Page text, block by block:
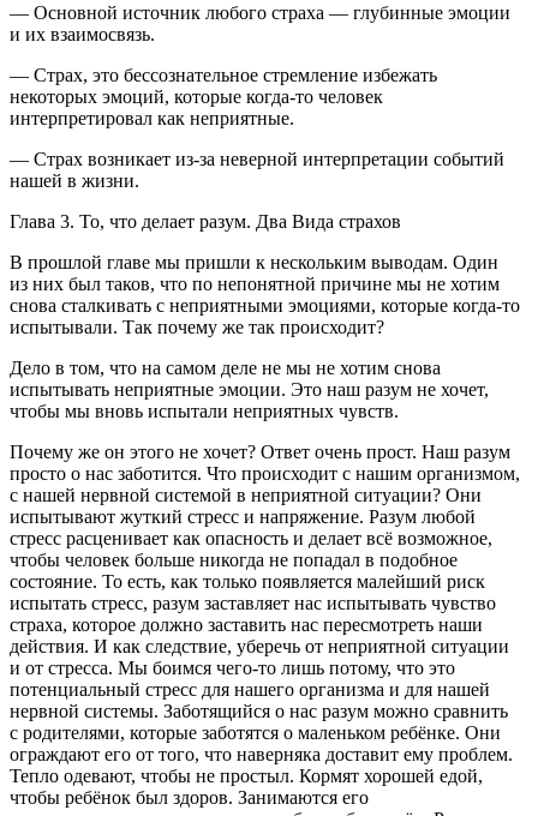
— Основной источник любого страха — глубинные эмоции
и их взаимосвязь.
— Страх, это бессознательное стремление избежать
некоторых эмоций, которые когда-то человек
интерпретировал как неприятные.
— Страх возникает из-за неверной интерпретации событий
нашей в жизни.
Глава 3. То, что делает разум. Два Вида страхов
В прошлой главе мы пришли к нескольким выводам. Один
из них был таков, что по непонятной причине мы не хотим
снова сталкивать с неприятными эмоциями, которые когда-то
испытывали. Так почему же так происходит?
Дело в том, что на самом деле не мы не хотим снова
испытывать неприятные эмоции. Это наш разум не хочет,
чтобы мы вновь испытали неприятных чувств.
Почему же он этого не хочет? Ответ очень прост. Наш разум
просто о нас заботится. Что происходит с нашим организмом,
с нашей нервной системой в неприятной ситуации? Они
испытывают жуткий стресс и напряжение. Разум любой
стресс расценивает как опасность и делает всё возможное,
чтобы человек больше никогда не попадал в подобное
состояние. То есть, как только появляется малейший риск
испытать стресс, разум заставляет нас испытывать чувство
страха, которое должно заставить нас пересмотреть наши
действия. И как следствие, уберечь от неприятной ситуации
и от стресса. Мы боимся чего-то лишь потому, что это
потенциальный стресс для нашего организма и для нашей
нервной системы. Заботящийся о нас разум можно сравнить
с родителями, которые заботятся о маленьком ребёнке. Они
ограждают его от того, что наверняка доставит ему проблем.
Тепло одевают, чтобы не простыл. Кормят хорошей едой,
чтобы ребёнок был здоров. Занимаются его